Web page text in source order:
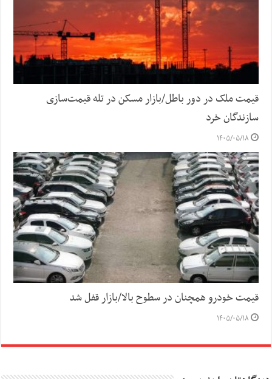
قیمت ملک در دور باطل/بازار مسکن در تله قیمت‌سازی
سازندگان خرد
۱۴۰۵/۰۵/۱۸
قیمت خودرو همچنان در سطوح بالا/بازار قفل شد
۱۴۰۵/۰۵/۱۸